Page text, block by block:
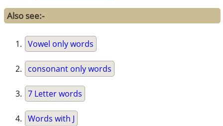
Also see:-
Vowel only words
consonant only words
7 Letter words
Words with J